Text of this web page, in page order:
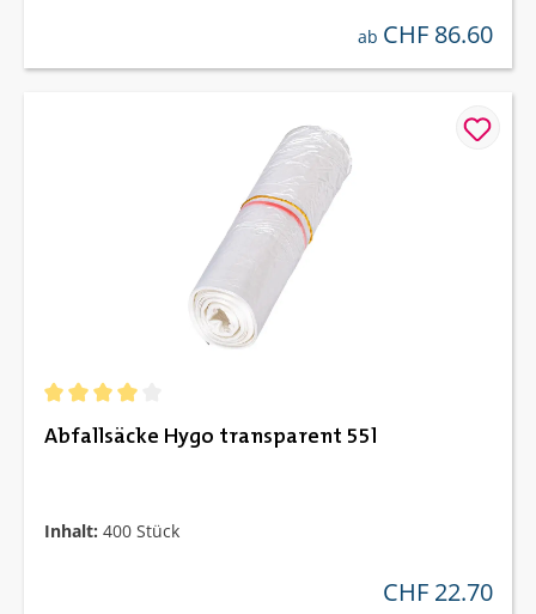
regulärer preis:
ab CHF 86.60
Abfallsäcke Hygo transparent 55l
Inhalt: 400 Stück
regulärer preis:
CHF 22.70